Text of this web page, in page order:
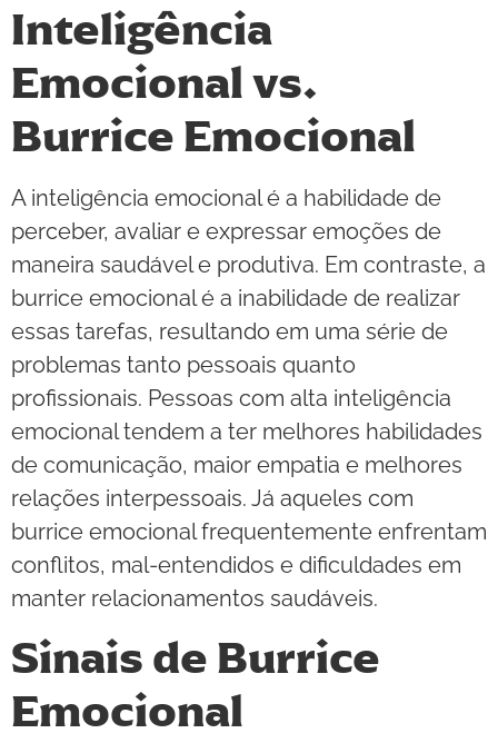
Inteligência
Emocional vs.
Burrice Emocional
A inteligência emocional é a habilidade de
perceber, avaliar e expressar emoções de
maneira saudável e produtiva. Em contraste, a
burrice emocional é a inabilidade de realizar
essas tarefas, resultando em uma série de
problemas tanto pessoais quanto
profissionais. Pessoas com alta inteligência
emocional tendem a ter melhores habilidades
de comunicação, maior empatia e melhores
relações interpessoais. Já aqueles com
burrice emocional frequentemente enfrentam
conflitos, mal-entendidos e dificuldades em
manter relacionamentos saudáveis.
Sinais de Burrice
Emocional